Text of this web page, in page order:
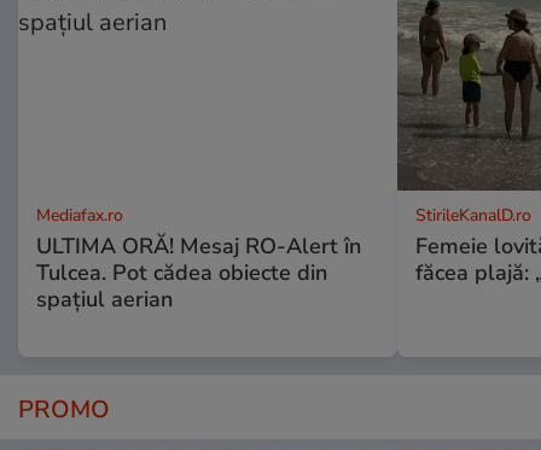
Mediafax.ro
ULTIMA ORĂ! Mesaj RO-Alert în
Tulcea. Pot cădea obiecte din
spațiul aerian
StirileKanalD.ro
Femeie
făcea plajă:
PROMO